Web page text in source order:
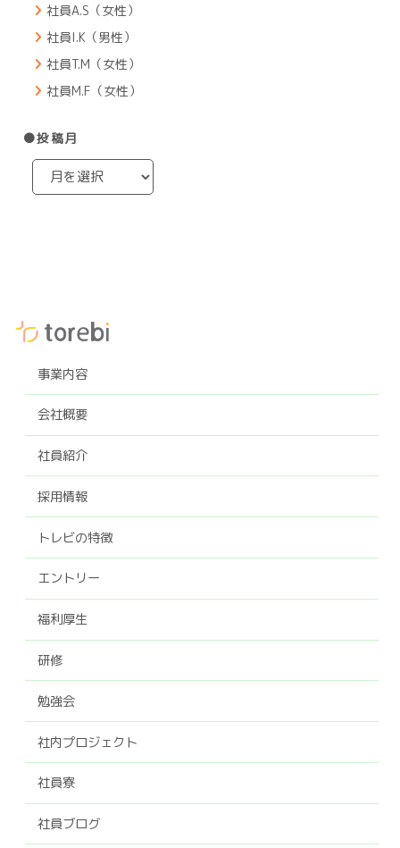
社員A.S（女性）
社員I.K（男性）
社員T.M（女性）
社員M.F（女性）
●投稿月
事業内容
会社概要
社員紹介
採用情報
トレビの特徴
エントリー
福利厚生
研修
勉強会
社内プロジェクト
社員寮
社員ブログ